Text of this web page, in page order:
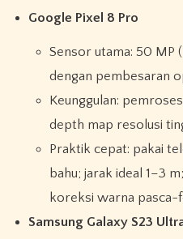
Google Pixel 8 Pro
Sensor utama: 50 MP
dengan pembesaran
Keunggulan:
depth map resolusi
Praktik cepat: pakai
bahu; jarak ideal 1–3
koreksi warna pasca-
Samsung Galaxy S23